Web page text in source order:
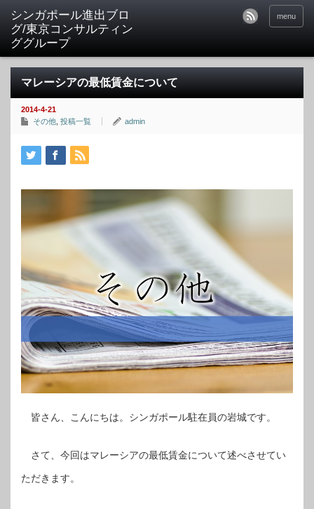
シンガポール進出ブロ
グ/東京コンサルティン
ググループ
menu
マレーシアの最低賃金について
2014-4-21
その他 投稿一覧 admin
皆さん、こんにちは。シンガポール駐在員の岩城です。
さて、今回はマレーシアの最低賃金について述べさせてい
ただきます。